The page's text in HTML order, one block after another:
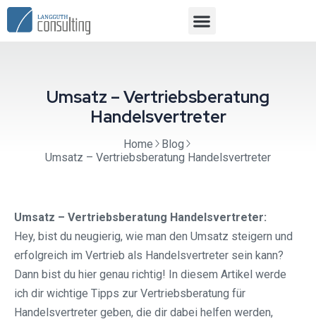
Umsatz – Vertriebsberatung
Handelsvertreter
Home
Blog
Umsatz – Vertriebsberatung Handelsvertreter
Umsatz – Vertriebsberatung Handelsvertreter:
Hey, bist du neugierig, wie man den Umsatz steigern und
erfolgreich im Vertrieb als Handelsvertreter sein kann?
Dann bist du hier genau richtig! In diesem Artikel werde
ich dir wichtige Tipps zur Vertriebsberatung für
Handelsvertreter geben, die dir dabei helfen werden,